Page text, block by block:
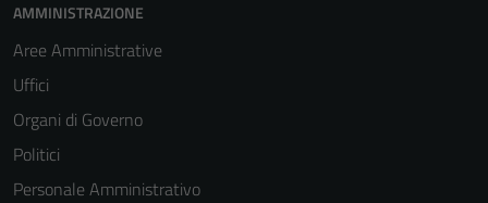
AMMINISTRAZIONE
Aree Amministrative
Uffici
Organi di Governo
Politici
Personale Amministrativo